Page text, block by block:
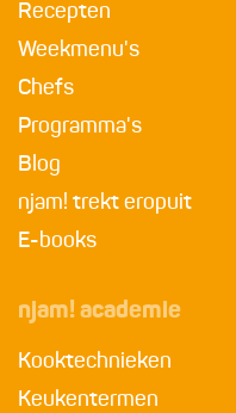
Recepten
Weekmenu's
Chefs
Programma's
Blog
njam! trekt eropuit
E-books
njam! academie
Kooktechnieken
Keukentermen